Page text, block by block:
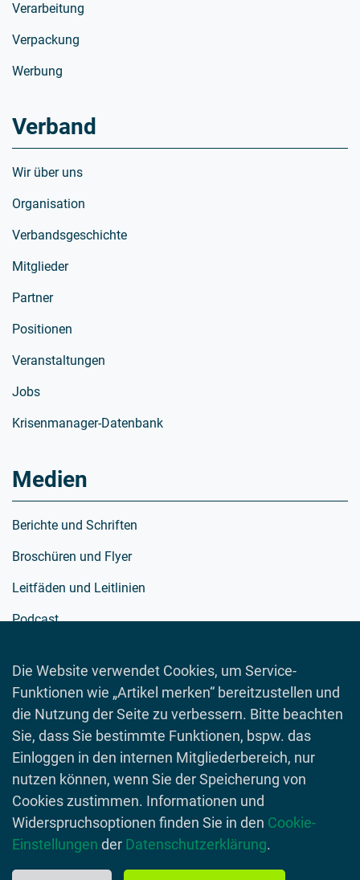
Die Website verwendet Cookies, um Service-
Funktionen wie „Artikel merken“ bereitzustellen und
die Nutzung der Seite zu verbessern. Bitte beachten
Sie, dass Sie bestimmte Funktionen, bspw. das
Einloggen in den internen Mitgliederbereich, nur
nutzen können, wenn Sie der Speicherung von
Cookies zustimmen. Informationen und
Widerspruchsoptionen finden Sie in den Cookie-
Einstellungen der Datenschutzerklärung.
Verarbeitung
Verpackung
Werbung
Verband
Wir über uns
Organisation
Verbandsgeschichte
Mitglieder
Partner
Positionen
Veranstaltungen
Jobs
Krisenmanager-Datenbank
Medien
Berichte und Schriften
Broschüren und Flyer
Leitfäden und Leitlinien
Podcast
Spielewelt
Toolboxen
Videos
© 2026 Lebensmittelverband Deutschland
Impressum
Datenschutzerklärung Kontakt